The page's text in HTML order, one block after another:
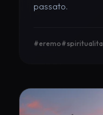
passato.
#eremo#spiritualita